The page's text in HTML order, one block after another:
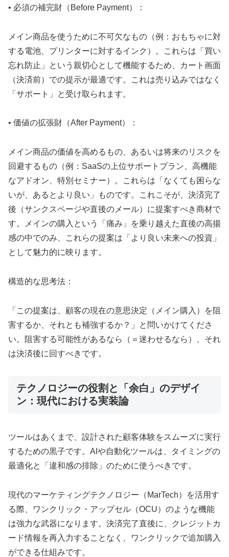
• 必須の補完財（Before Payment）：
メイン商品を使うために不可欠なもの（例：おもちゃに対
する電池、プリンターに対するインク）。これらは「買い
忘れ防止」という親切心として機能するため、カート画面
（決済前）での提示が最適です。これは売り込みではなく
「サポート」と受け取られます。
• 価値の拡張財（After Payment）：
メイン商品の価値を高めるもの、あるいは将来のリスクを
回避するもの（例：SaaSの上位サポートプラン、高機能
なアドオン、特別セミナー）。これらは「なくても困らな
いが、あるとより良い」ものです。これこそが、決済完了
後（サンクスページや直後のメール）に提案すべき商材で
す。メインの購入という「痛み」を乗り越えた直後の高揚
感の中でのみ、これらの提案は「より良い未来への投資」
として魅力的に映ります。
構造的な思考法：
「この提案は、顧客の現在の意思決定（メイン購入）を阻
害するか、それとも補強するか？」と問いかけてくださ
い。阻害する可能性があるなら（＝迷わせるなら）、それ
は決済後に回すべきです。
テクノロジーの役割と「余白」のデザイ
ン：現代における実装論
ツールはあくまで、設計された顧客体験をスムーズに実行
するための黒子です。AIや自動化ツールは、タイミングの
最適化と「違和感の排除」のために使うべきです。
現代のマーケティングテクノロジー（MarTech）を活用す
る際、ワンクリック・アップセル（OCU）のような機能
は強力な武器になります。決済完了直後に、クレジットカ
ード情報を再入力することなく、ワンクリックで追加購入
ができる仕組みです。